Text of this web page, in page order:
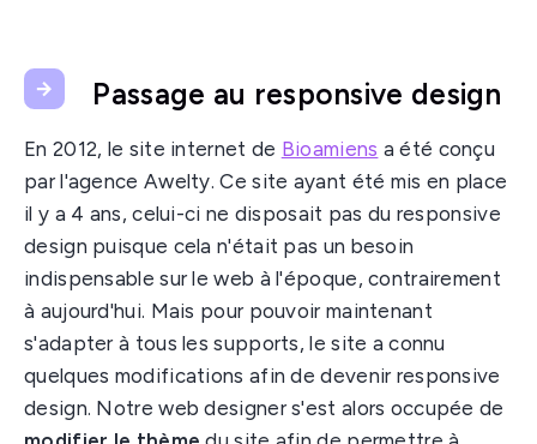
Passage au responsive design
En 2012, le site internet de Bioamiens a été conçu
par l'agence Awelty. Ce site ayant été mis en place
il y a 4 ans, celui-ci ne disposait pas du responsive
design puisque cela n'était pas un besoin
indispensable sur le web à l'époque, contrairement
à aujourd'hui. Mais pour pouvoir maintenant
s'adapter à tous les supports, le site a connu
quelques modifications afin de devenir responsive
design. Notre web designer s'est alors occupée de